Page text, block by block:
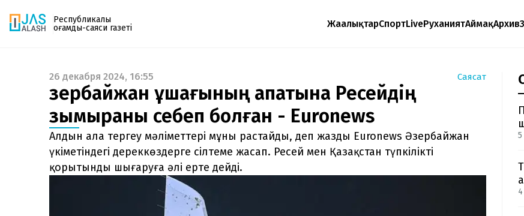
Республикалық
қоғамдық-саяси газеті
ЖаңалықтарСпортLiveРуханиятАймақАрхив
Газетке жазылу
PDF форматтағы газетті ай сайын электронды
поштаңызға алып отырыңыз. Жаңа нөмір
шыққан сәтте сізге бірден жіберіледі. Тек email
енгізіңіз, біз қалғанын өзіміз жібереміз.
26 декабря 2024, 16:55 Саясат
Әзербайжан ұшағының апатына Ресейдің
зымыраны себеп болған - Euronews
Алдын ала тергеу мәліметтері мұны растайды, деп жазды Euronews Әзербайжан
үкіметіндегі дереккөздерге сілтеме жасап. Ресей мен Қазақстан түпкілікті
қорытынды шығаруға әлі ерте дейді.
5